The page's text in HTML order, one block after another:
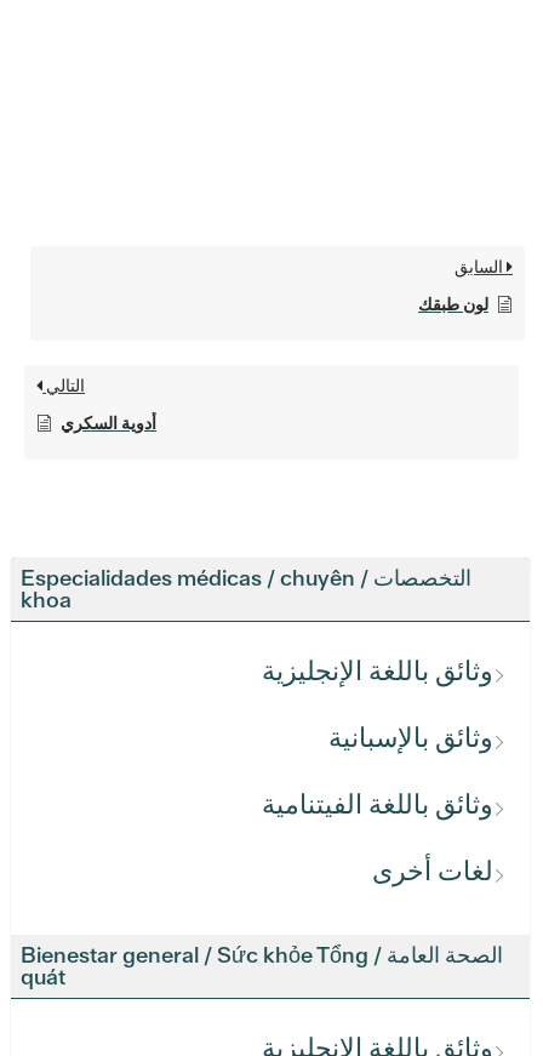
التخصصات / Especialidades médicas / chuyên
khoa
وثائق باللغة الإنجليزية
وثائق بالإسبانية
وثائق باللغة الفيتنامية
لغات أخرى
الصحة العامة / Bienestar general / Sức khỏe Tổng
quát
وثائق باللغة الإنجليزية
السابق
لون طبقك
التالي
أدوية السكري